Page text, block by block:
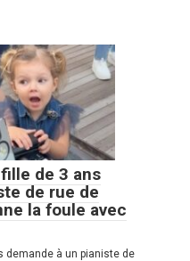
de 3 ans
de rue de
la foule avec
demande à un pianiste de